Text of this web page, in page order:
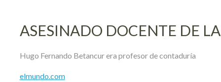
ASESINADO DOCENTE DE
Hugo Fernando Betancur era profesor de contaduría
elmundo.com